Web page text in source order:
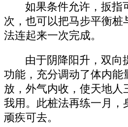
如果条件允许，扳指
次，也可以把马步平衡桩
法连起来一次完成。
由于阴降阳升，双向
功能，充分调动了体内能
放，外气内收，使天地人
我用。此桩法再练一月，
顽疾可去。